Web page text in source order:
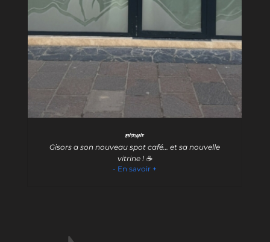
Enseigne
Gisors a son nouveau spot café… et sa nouvelle
vitrine ! ☕️
- En savoir +